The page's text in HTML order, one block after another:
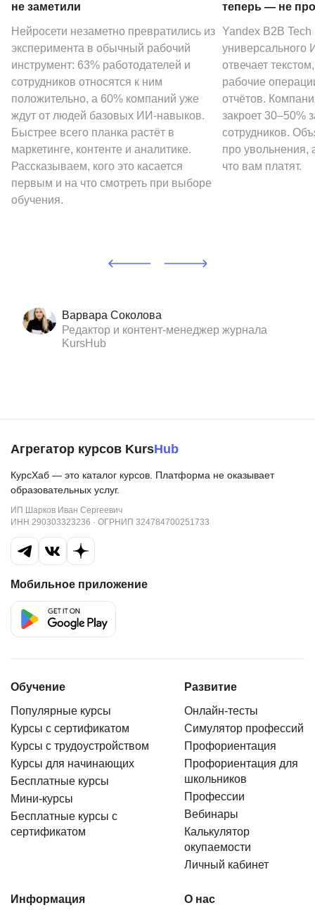
не заметили
Нейросети незаметно превратились из
эксперимента в обычный рабочий
инструмент: 63% работодателей и
сотрудников относятся к ним
положительно, а 60% компаний уже
ждут от людей базовых ИИ-навыков.
Быстрее всего планка растёт в
маркетинге, контенте и аналитике.
Рассказываем, кого это касается
первым и на что смотреть при выборе
обучения.
теперь — не
Yandex B2B Tech
универсального
отвечает
рабочие
отчётов.
закроет 30–50%
сотрудников.
про увольнения,
что вам платят.
Варвара Соколова
Редактор и контент-менеджер журнала
KursHub
Агрегатор курсов KursHub
КурсХаб — это каталог курсов. Платформа не оказывает
образовательных услуг.
ИП Шарков Иван Сергеевич
ИНН 290303323236 · ОГРНИП 324784700251733
Мобильное приложение
Обучение
Популярные курсы
Курсы с сертификатом
Курсы с трудоустройством
Курсы для начинающих
Бесплатные курсы
Мини-курсы
Бесплатные курсы с
сертификатом
Развитие
Онлайн-тесты
Симулятор профессий
Профориентация
Профориентация для
школьников
Профессии
Вебинары
Калькулятор
окупаемости
Личный кабинет
Информация О нас